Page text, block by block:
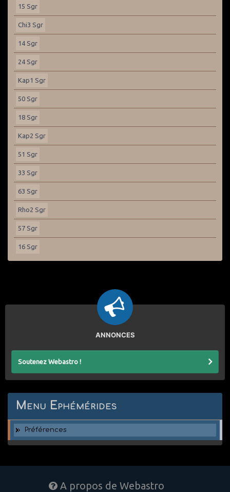
15 Sgr
Chi3 Sgr
14 Sgr
24 Sgr
Kap1 Sgr
50 Sgr
18 Sgr
Kap2 Sgr
51 Sgr
33 Sgr
63 Sgr
Rho2 Sgr
57 Sgr
16 Sgr
ANNONCES
Soutenez Webastro !
Menu Ephémérides
Préférences
A propos de Webastro